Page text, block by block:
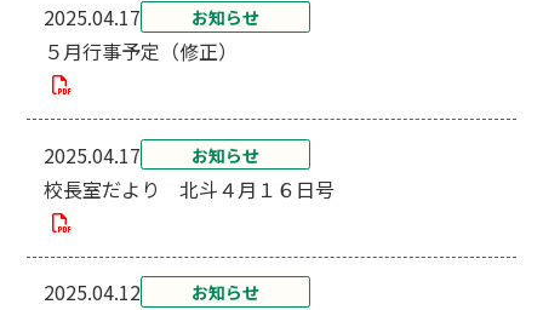
2025.04.17 お知らせ
５月行事予定（修正）
2025.04.17 お知らせ
校長室だより 北斗４月１６日号
2025.04.12 お知らせ